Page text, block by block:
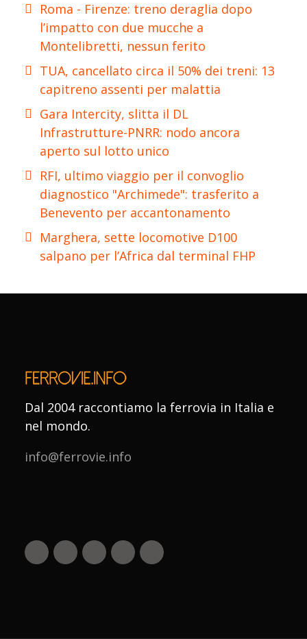
Roma - Firenze: treno deraglia dopo
l’impatto con due mucche a
Montelibretti, nessun ferito
TUA, cancellato circa il 50% dei treni: 13
capitreno assenti per malattia
Gara Intercity, slitta il DL
Infrastrutture-PNRR: nodo ancora
aperto sul lotto unico
RFI, ultimo viaggio per il convoglio
diagnostico "Archimede": trasferito a
Benevento per accantonamento
Marghera, sette locomotive D100
salpano per l’Africa dal terminal FHP
Dal 2004 raccontiamo la ferrovia in Italia e
nel mondo.
info@ferrovie.info